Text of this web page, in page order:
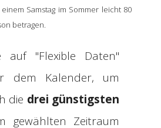
Samstag im Sommer leicht 80
betragen.
auf "Flexible Daten"
dem Kalender, um
die drei günstigsten
gewählten Zeitraum